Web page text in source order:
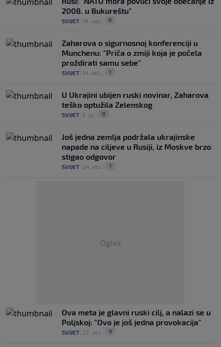
2008. u Bukureštu"
SVIJET 18. velj. 0
Zaharova o sigurnosnoj konferenciji u
Munchenu: "Priča o zmiji koja je počela
proždirati samu sebe"
SVIJET 14. velj. 1
U Ukrajini ubijen ruski novinar, Zaharova
teško optužila Zelenskog
SVIJET 5. sij. 0
Još jedna zemlja podržala ukrajinske
napade na ciljeve u Rusiji, iz Moskve brzo
stigao odgovor
SVIJET 24. stu. 1
Oglas
Ova meta je glavni ruski cilj, a nalazi se u
Poljskoj: "Ovo je još jedna provokacija"
SVIJET 22. stu. 0